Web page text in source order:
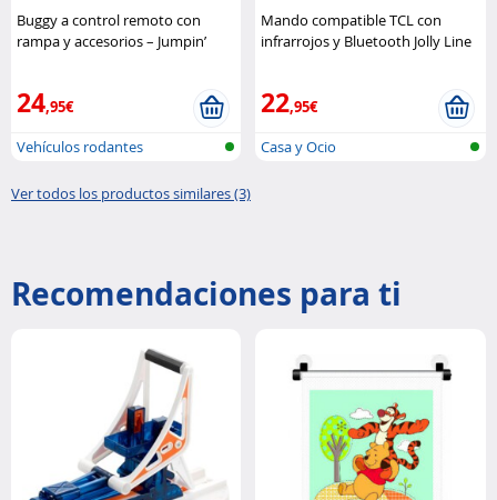
Buggy a control remoto con
rampa y accesorios – Jumpin’
24,95€
Vehículos rodantes
Mando compatible TCL con
infrarrojos y Bluetooth Jolly Line
22,95€
Casa y Ocio
Ver todos los productos similares (3)
Recomendaciones para ti